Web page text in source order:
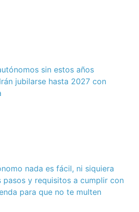
sin estos años
jubilarse hasta 2027 con
nada es fácil, ni siquiera
pasos y requisitos a cumplir con
para que no te multen